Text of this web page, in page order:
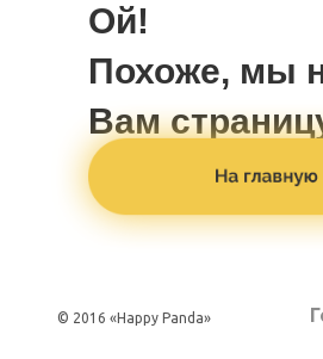
Ой!
Похоже, мы
Вам
© 2016 «Happy Panda»